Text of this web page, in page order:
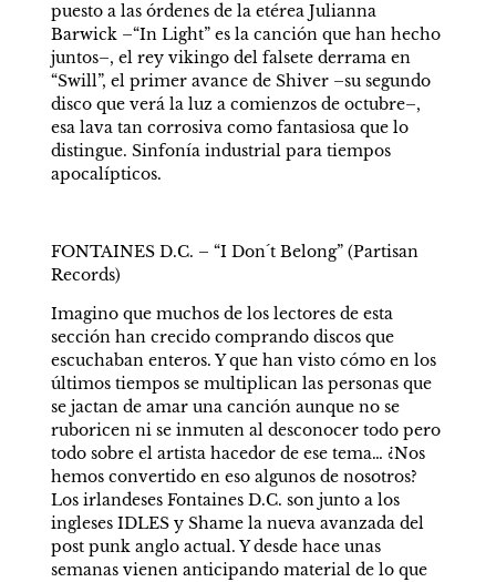
puesto a las órdenes de la etérea Julianna
Barwick –“In Light” es la canción que han hecho
juntos–, el rey vikingo del falsete derrama en
“Swill”, el primer avance de Shiver –su segundo
disco que verá la luz a comienzos de octubre–,
esa lava tan corrosiva como fantasiosa que lo
distingue. Sinfonía industrial para tiempos
apocalípticos.
FONTAINES D.C. – “I Don´t Belong” (Partisan
Records)
Imagino que muchos de los lectores de esta
sección han crecido comprando discos que
escuchaban enteros. Y que han visto cómo en los
últimos tiempos se multiplican las personas que
se jactan de amar una canción aunque no se
ruboricen ni se inmuten al desconocer todo pero
todo sobre el artista hacedor de ese tema… ¿Nos
hemos convertido en eso algunos de nosotros?
Los irlandeses Fontaines D.C. son junto a los
ingleses IDLES y Shame la nueva avanzada del
post punk anglo actual. Y desde hace unas
semanas vienen anticipando material de lo que